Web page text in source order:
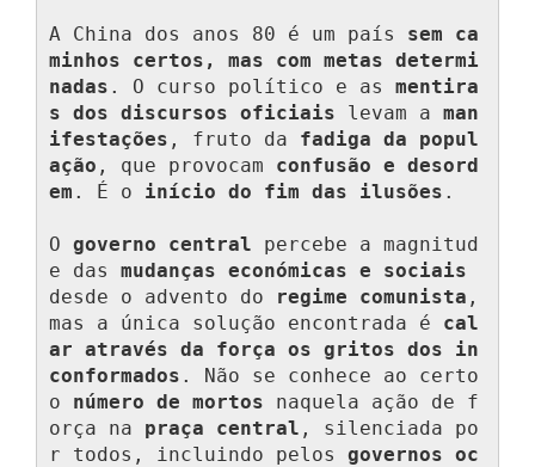
A China dos anos 80 é um país sem ca
minhos certos, mas com metas determi
nadas . O curso político e as mentira
s dos discursos oficiais levam a man
ifestações , fruto da fadiga da popul
ação , que provocam confusão e desord
em . É o início do fim das ilusões .
O governo central percebe a magnitud
e das mudanças económicas e sociais
desde o advento do
regime comunista ,
mas a única solução encontrada é cal
ar através da força os gritos dos in
conformados . Não se conhece ao certo
o número de mortos naquela ação de f
orça na praça central , silenciada po
r todos, incluindo pelos governos oc